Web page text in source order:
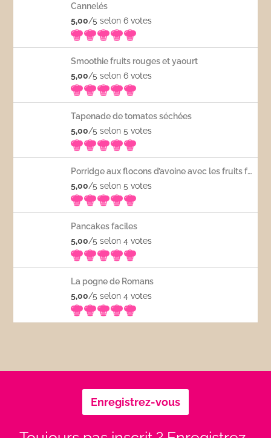
Cannelés
5,00/5 selon 6votes
Smoothie fruits rouges et yaourt
5,00/5 selon 6votes
Tapenade de tomates séchées
5,00/5 selon 5votes
Porridge aux flocons d’avoine avec les fruits frais
5,00/5 selon 5votes
Pancakes faciles
5,00/5 selon 4votes
La pogne de Romans
5,00/5 selon 4votes
Enregistrez-vous